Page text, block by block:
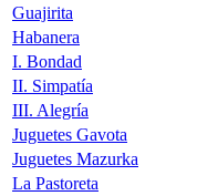
Guajirita
Habanera
I. Bondad
II. Simpatía
III. Alegría
Juguetes Gavota
Juguetes Mazurka
La Pastoreta